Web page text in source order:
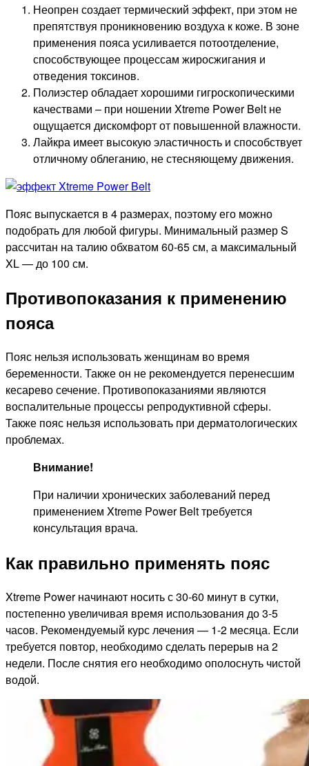
Неопрен создает термический эффект, при этом не
препятствуя проникновению воздуха к коже. В зоне
применения пояса усиливается потоотделение,
способствующее процессам жиросжигания и
отведения токсинов.
Полиэстер обладает хорошими гигроскопическими
качествами – при ношении Xtreme Power Belt не
ощущается дискомфорт от повышенной влажности.
Лайкра имеет высокую эластичность и способствует
отличному облеганию, не стесняющему движения.
Пояс выпускается в 4 размерах, поэтому его можно
подобрать для любой фигуры. Минимальный размер S
рассчитан на талию обхватом 60-65 см, а максимальный
XL — до 100 см.
Противопоказания к применению
пояса
Пояс нельзя использовать женщинам во время
беременности. Также он не рекомендуется перенесшим
кесарево сечение. Противопоказаниями являются
воспалительные процессы репродуктивной сферы.
Также пояс нельзя использовать при дерматологических
проблемах.
Внимание!
При наличии хронических заболеваний перед
применением Xtreme Power Belt требуется
консультация врача.
Как правильно применять пояс
Xtreme Power начинают носить с 30-60 минут в сутки,
постепенно увеличивая время использования до 3-5
часов. Рекомендуемый курс лечения — 1-2 месяца. Если
требуется повтор, необходимо сделать перерыв на 2
недели. После снятия его необходимо ополоснуть чистой
водой.